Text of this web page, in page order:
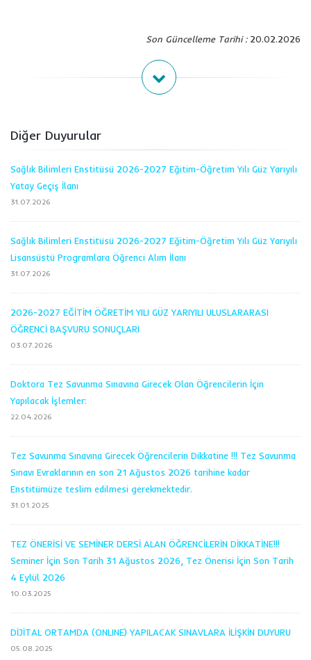
Son Güncelleme Tarihi :20.02.2026
Diğer Duyurular
Sağlık Bilimleri Enstitüsü 2026-2027 Eğitim-Öğretim Yılı Güz Yarıyılı
Yatay Geçiş İlanı
31.07.2026
Sağlık Bilimleri Enstitüsü 2026-2027 Eğitim-Öğretim Yılı Güz Yarıyılı
Lisansüstü Programlara Öğrenci Alım İlanı
31.07.2026
2026-2027 EĞİTİM ÖĞRETİM YILI GÜZ YARIYILI ULUSLARARASI
ÖĞRENCİ BAŞVURU SONUÇLARI
03.07.2026
Doktora Tez Savunma Sınavına Girecek Olan Öğrencilerin İçin
Yapılacak İşlemler:
22.04.2026
Tez Savunma Sınavına Girecek Öğrencilerin Dikkatine !!! Tez Savunma
Sınavı Evraklarının en son 21 Ağustos 2026 tarihine kadar
Enstitümüze teslim edilmesi gerekmektedir.
31.01.2025
TEZ ÖNERİSİ VE SEMİNER DERSİ ALAN ÖĞRENCİLERİN DİKKATİNE!!!
Seminer İçin Son Tarih 31 Ağustos 2026, Tez Önerisi İçin Son Tarih
4 Eylül 2026
10.03.2025
DİJİTAL ORTAMDA (ONLINE) YAPILACAK SINAVLARA İLİŞKİN DUYURU
05.08.2025